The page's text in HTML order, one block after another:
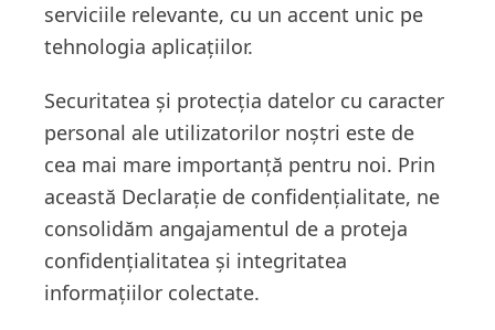
serviciile relevante, cu un accent unic pe
tehnologia aplicațiilor.
Securitatea și protecția datelor cu caracter
personal ale utilizatorilor noștri este de
cea mai mare importanță pentru noi. Prin
această Declarație de confidențialitate, ne
consolidăm angajamentul de a proteja
confidențialitatea și integritatea
informațiilor colectate.